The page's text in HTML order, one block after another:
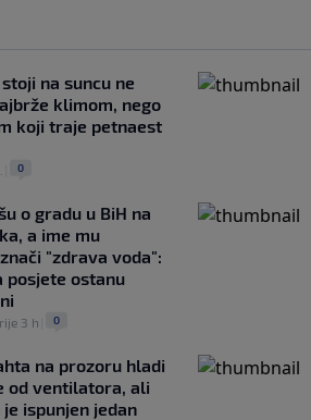
na suncu ne
klimom, nego
koji traje petnaest
0
o gradu u BiH na
a ime mu
"zdrava voda":
posjete ostanu
3 h 0
na prozoru hladi
od ventilatora, ali
ispunjen jedan